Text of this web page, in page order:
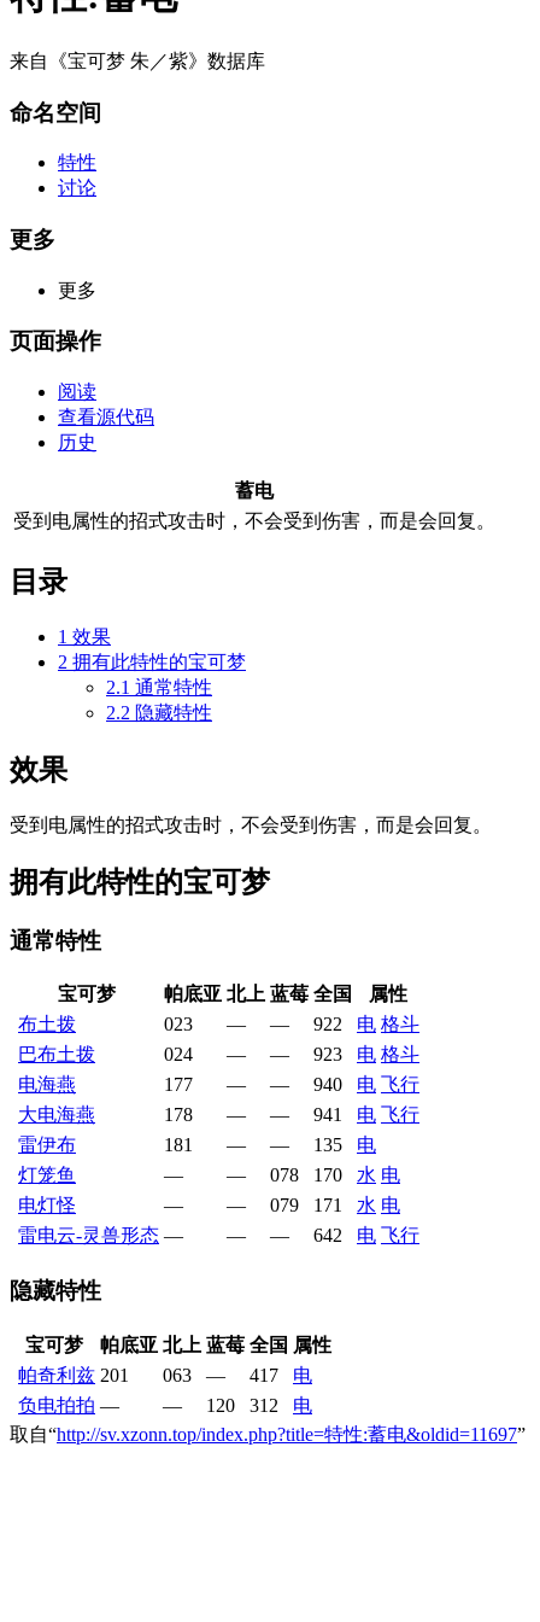
来自《宝可梦 朱／紫》数据库
命名空间
特性
讨论
更多
更多
页面操作
阅读
查看源代码
历史
蓄电
受到电属性的招式攻击时，不会受到伤害，而是会回复。
目录
1 效果
2 拥有此特性的宝可梦
2.1 通常特性
2.2 隐藏特性
效果
受到电属性的招式攻击时，不会受到伤害，而是会回复。
拥有此特性的宝可梦
通常特性
宝可梦 帕底亚 北上 蓝莓 全国
属性
布土拨
023 — — 922 电 格斗
巴布土拨
024 — — 923 电 格斗
电海燕
177 — — 940 电 飞行
大电海燕
178 — — 941 电 飞行
雷伊布
181 — — 135
电
灯笼鱼
— — 078 170 水 电
电灯怪
— — 079 171 水 电
雷电云-灵兽形态 — — — 642 电 飞行
隐藏特性
宝可梦 帕底亚 北上 蓝莓 全国 属性
帕奇利兹 201 063 — 417
电
负电拍拍 — — 120 312
电
取自“http://sv.xzonn.top/index.php?title=特性:蓄电&oldid=11697”